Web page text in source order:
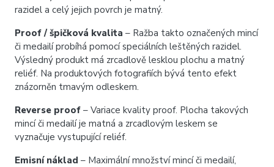
razidel a celý jejich povrch je matný.
Proof / špičková kvalita – Ražba takto označených mincí
či medailí probíhá pomocí speciálních leštěných razidel.
Výsledný produkt má zrcadlově lesklou plochu a matný
reliéf. Na produktových fotografiích bývá tento efekt
znázorněn tmavým odleskem.
Reverse proof – Variace kvality proof. Plocha takových
mincí či medailí je matná a zrcadlovým leskem se
vyznačuje vystupující reliéf.
Emisní náklad – Maximální množství mincí či medailí,